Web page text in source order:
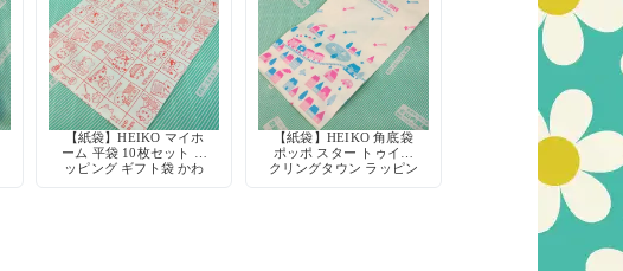
【紙袋】HEIKO マイホ
ーム 平袋 10枚セット ラ
ッピング ギフト袋 かわ
【紙袋】HEIKO 角底袋
ポッポ スター トゥイン
クリングタウン ラッピン